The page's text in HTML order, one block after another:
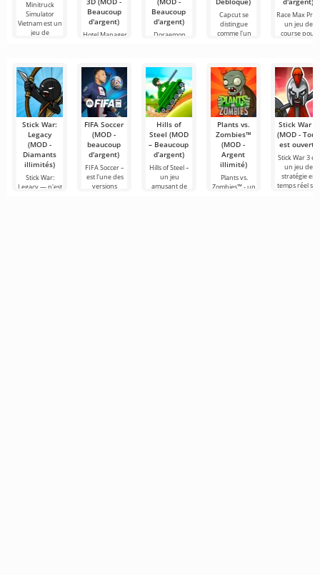
Minitruck
Simulator
Vietnam est un
jeu de
Beaucoup
d'argent)
Hotel Manager
Beaucoup
d'argent)
Doraemon
Capcut se
distingue
comme l'un
Race Max Pro
un jeu de
course pour
Stick War:
Legacy
(MOD -
Diamants
illimités)
Stick War:
Legacy — n'est
FIFA Soccer
(MOD -
beaucoup
d'argent)
FIFA Soccer –
est l'une des
versions
Hills of
Steel (MOD
– Beaucoup
d’argent)
Hills of Steel –
un jeu
amusant de
Plants vs.
Zombies™
(MOD -
Argent
illimité)
Plants vs.
Zombies™ - un
Stick War 3
(MOD - Tout
est ouvert)
Stick War 3 est
un jeu de
stratégie en
temps réel sur